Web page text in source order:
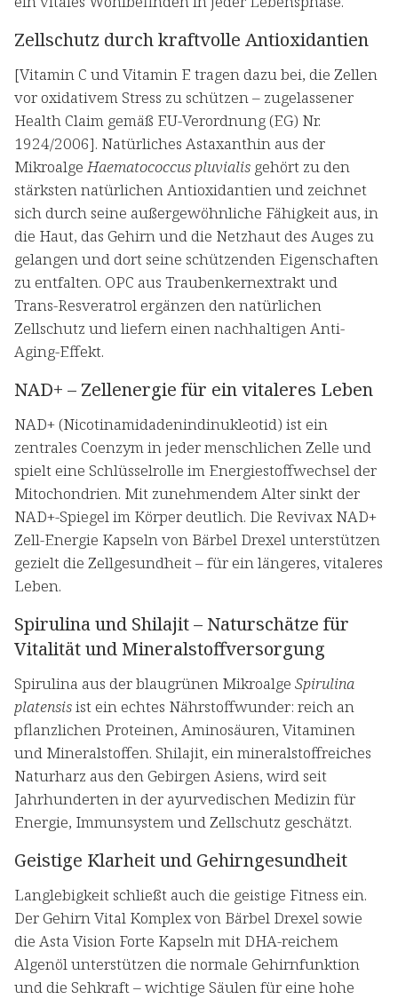
Zellschutz durch kraftvolle Antioxidantien
[Vitamin C und Vitamin E tragen dazu bei, die Zellen
vor oxidativem Stress zu schützen – zugelassener
Health Claim gemäß EU-Verordnung (EG) Nr.
1924/2006]. Natürliches Astaxanthin aus der
MikroalgeHaematococcus pluvialis gehört zu den
stärksten natürlichen Antioxidantien und zeichnet
sich durch seine außergewöhnliche Fähigkeit aus, in
die Haut, das Gehirn und die Netzhaut des Auges zu
gelangen und dort seine schützenden Eigenschaften
zu entfalten. OPC aus Traubenkernextrakt und
Trans-Resveratrol ergänzen den natürlichen
Zellschutz und liefern einen nachhaltigen Anti-
Aging-Effekt.
NAD+ – Zellenergie für ein vitaleres Leben
NAD+ (Nicotinamidadenindinukleotid) ist ein
zentrales Coenzym in jeder menschlichen Zelle und
spielt eine Schlüsselrolle im Energiestoffwechsel der
Mitochondrien. Mit zunehmendem Alter sinkt der
NAD+-Spiegel im Körper deutlich. Die Revivax NAD+
Zell-Energie Kapseln von Bärbel Drexel unterstützen
gezielt die Zellgesundheit – für ein längeres, vitaleres
Leben.
Spirulina und Shilajit – Naturschätze für
Vitalität und Mineralstoffversorgung
Spirulina aus der blaugrünen Mikroalge Spirulina
platensisist ein echtes Nährstoffwunder: reich an
pflanzlichen Proteinen, Aminosäuren, Vitaminen
und Mineralstoffen. Shilajit, ein mineralstoffreiches
Naturharz aus den Gebirgen Asiens, wird seit
Jahrhunderten in der ayurvedischen Medizin für
Energie, Immunsystem und Zellschutz geschätzt.
Geistige Klarheit und Gehirngesundheit
Langlebigkeit schließt auch die geistige Fitness ein.
Der Gehirn Vital Komplex von Bärbel Drexel sowie
die Asta Vision Forte Kapseln mit DHA-reichem
Algenöl unterstützen die normale Gehirnfunktion
und die Sehkraft – wichtige Säulen für eine hohe